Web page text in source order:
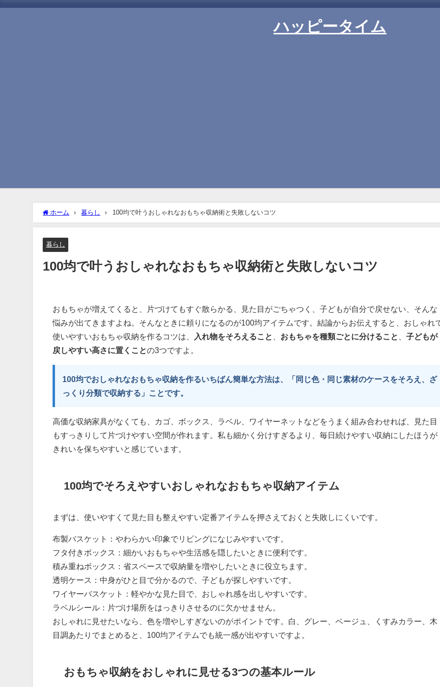
ハッピータイム
ホーム 暮らし 100均で叶うおしゃれなおもちゃ収納術と失敗しないコツ
暮らし
100均で叶うおしゃれなおもちゃ収納術と失敗しないコツ
おもちゃが増えてくると、片づけてもすぐ散らかる、見た目がごちゃつく、子どもが自分で戻せない、そんな
悩みが出てきますよね。そんなときに頼りになるのが100均アイテムです。結論からお伝えすると、おしゃれ
使いやすいおもちゃ収納を作るコツは、
入れ物をそろえること おもちゃを種類ごとに分けること 、子どもが
戻しやすい高さに置くことの3つですよ。
100均でおしゃれなおもちゃ収納を作るいちばん簡単な方法は、「同じ色・同じ素材のケースをそろえ、ざ
っくり分類で収納する」ことです。
高価な収納家具がなくても、カゴ、ボックス、ラベル、ワイヤーネットなどをうまく組み合わせれば、見た目
もすっきりして片づけやすい空間が作れます。私も細かく分けすぎるより、毎日続けやすい収納にしたほうが
きれいを保ちやすいと感じています。
100均でそろえやすいおしゃれなおもちゃ収納アイテム
まずは、使いやすくて見た目も整えやすい定番アイテムを押さえておくと失敗しにくいです。
布製バスケット：やわらかい印象でリビングになじみやすいです。
フタ付きボックス：細かいおもちゃや生活感を隠したいときに便利です。
積み重ねボックス：省スペースで収納量を増やしたいときに役立ちます。
透明ケース：中身がひと目で分かるので、子どもが探しやすいです。
ワイヤーバスケット：軽やかな見た目で、おしゃれ感を出しやすいです。
ラベルシール：片づけ場所をはっきりさせるのに欠かせません。
おしゃれに見せたいなら、色を増やしすぎないのがポイントです。白、グレー、ベージュ、くすみカラー、木
目調あたりでまとめると、100均アイテムでも統一感が出やすいですよ。
おもちゃ収納をおしゃれに見せる3つの基本ルール